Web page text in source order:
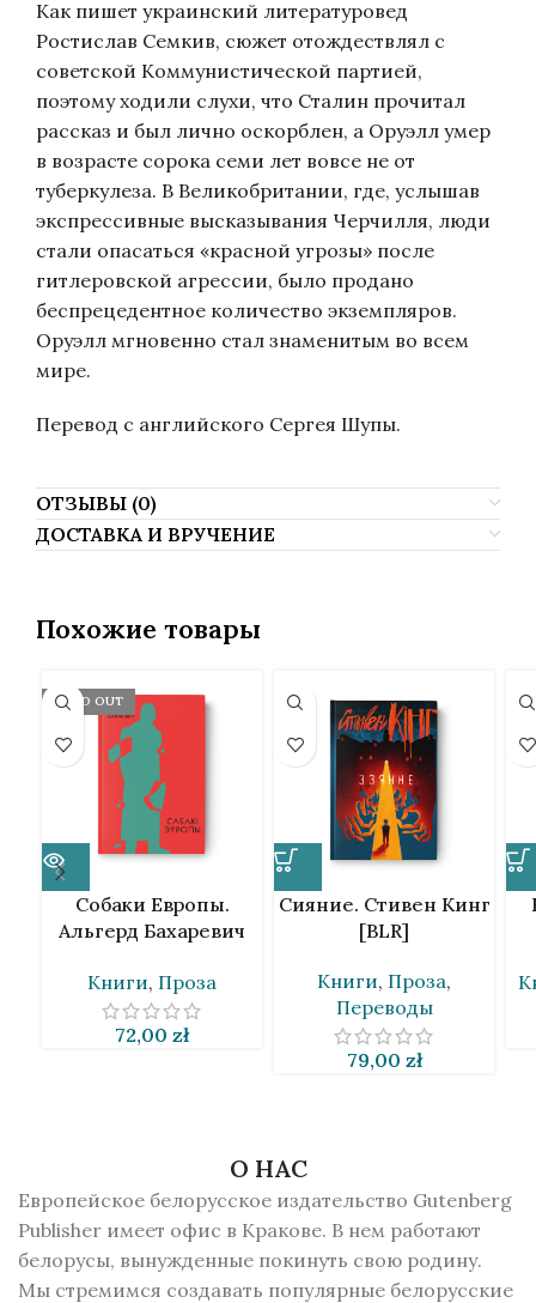
Как пишет украинский литературовед
Ростислав Семкив, сюжет отождествлял с
советской Коммунистической партией,
поэтому ходили слухи, что Сталин прочитал
рассказ и был лично оскорблен, а Оруэлл умер
в возрасте сорока семи лет вовсе не от
туберкулеза. В Великобритании, где, услышав
экспрессивные высказывания Черчилля, люди
стали опасаться «красной угрозы» после
гитлеровской агрессии, было продано
беспрецедентное количество экземпляров.
Оруэлл мгновенно стал знаменитым во всем
мире.
Перевод с английского Сергея Шупы.
ОТЗЫВЫ (0)
ДОСТАВКА И ВРУЧЕНИЕ
Похожие товары
SOLD OUT
Собаки Европы.
Альгерд Бахаревич
Книги, Проза
72,00 zł
Сияние. Стивен Кинг
[BLR]
Книги, Проза,
Переводы
79,00 zł
О НАС
Европейское белорусское издательство Gutenberg
Publisher имеет офис в Кракове. В нем работают
белорусы, вынужденные покинуть свою родину.
Мы стремимся создавать популярные белорусские